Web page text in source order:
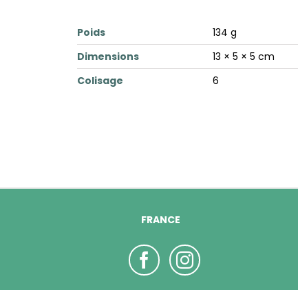
Poids
134 g
Dimensions
13 × 5 × 5 cm
Colisage
6
FRANCE